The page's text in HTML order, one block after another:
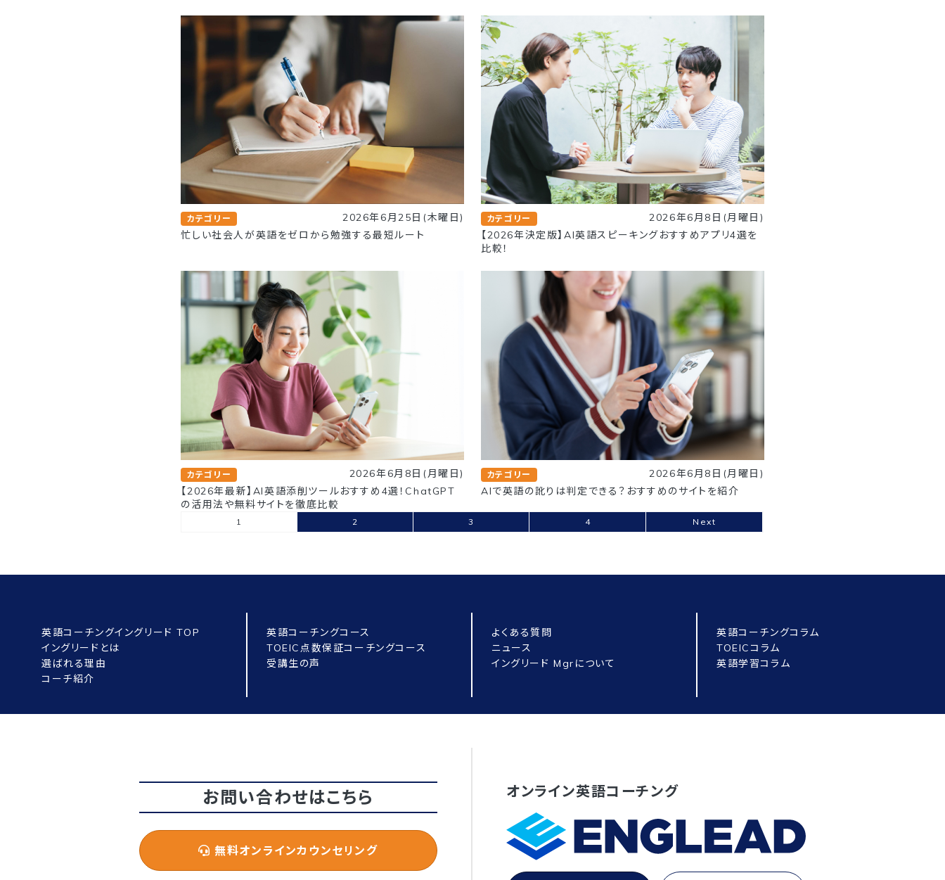
カテゴリー
2026年6月25日(木曜日)
忙しい社会人が英語をゼロから勉強する最短ルート
カテゴリー
2026年6月8日(月曜日)
【2026年決定版】AI英語スピーキングおすすめアプリ4選を
比較！
カテゴリー
2026年6月8日(月曜日)
【2026年最新】AI英語添削ツールおすすめ4選！ChatGPT
の活用法や無料サイトを徹底比較
カテゴリー
2026年6月8日(月曜日)
AIで英語の訛りは判定できる？おすすめのサイトを紹介
1 2 3 4 Next
英語コーチングイングリード TOP
イングリードとは
選ばれる理由
コーチ紹介
英語コーチングコース
TOEIC点数保証コーチングコース
受講生の声
よくある質問
ニュース
イングリード Mgrについて
英語コーチングコラム
TOEICコラム
英語学習コラム
お問い合わせはこちら
無料オンラインカウンセリング
オンライン英語コーチング